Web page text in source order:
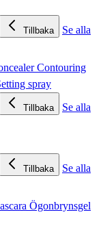
Tillbaka
Se alla
Contouring
spray
Tillbaka
Se alla
Tillbaka
Se alla
Ögonbrynsgel